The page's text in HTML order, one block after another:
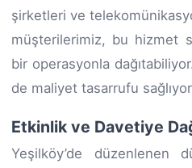
şirketleri ve
müşterilerimiz, bu hizmet
bir operasyonla
de maliyet tasarrufu
Etkinlik ve Davetiye
Yeşilköy’de düzenlenen